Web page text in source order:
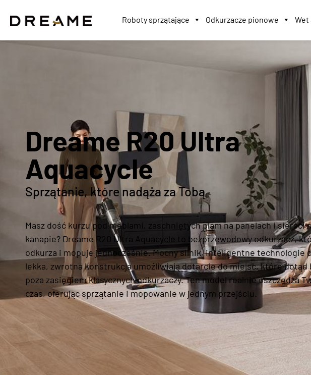
Roboty sprzątające Odkurzacze pionowe Wet
Dreame R20 Ultra
Aquacycle
Sprzątanie, które nadąża za Tobą
Masz dość kurzu pod meblami, zaschniętych plam na panelach i sierści
kanapie? Dreame R20 Ultra Aquacycle to bezprzewodowy odkurzacz,
odkurza i mopuje jednocześnie. Mocny silnik, inteligentne technologie
lekka, zwrotna konstrukcja umożliwiają dotarcie do miejsc, które dotąd
poza zasięgiem klasycznych odkurzaczy. Ten model realnie oszczędza
czas, oferując sprzątanie i mopowanie w jednym przejściu.